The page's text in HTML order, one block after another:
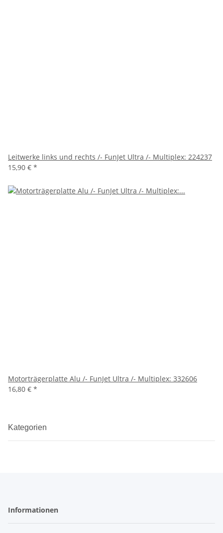
Leitwerke links und rechts /- FunJet Ultra /- Multiplex: 224237
15,90 € *
Motorträgerplatte Alu /- FunJet Ultra /- Multiplex: 332606
16,80 € *
Kategorien
Informationen